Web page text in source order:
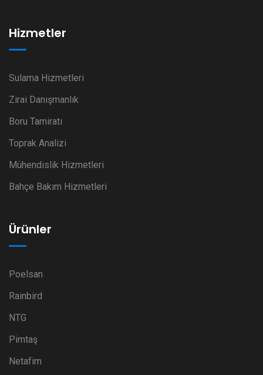
Hizmetler
Sulama Hizmetleri
Zirai Danışmanlık
Boru Tamiratı
Toprak Analizi
Mühendislik Hizmetleri
Bahçe Bakım Hizmetleri
Ürünler
Poelsan
Rainbird
NTG
Pimtaş
Netafim